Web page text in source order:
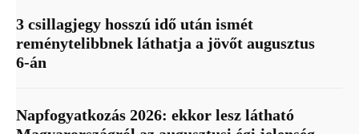
3 csillagjegy hosszú idő után ismét
reménytelibbnek láthatja a jövőt augusztus
6-án
Napfogyatkozás 2026: ekkor lesz látható